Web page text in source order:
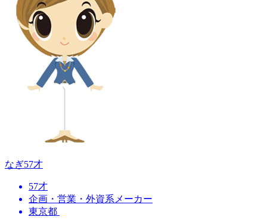
なぎ57才
57才
企画・営業・外資系メーカー
東京都